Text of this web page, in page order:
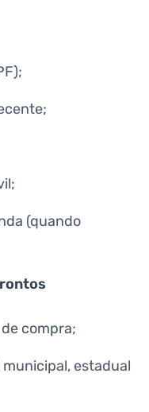
(quando
compra;
estadual